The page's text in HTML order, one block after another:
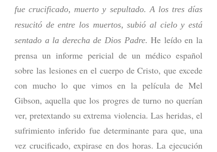
fue crucificado, muerto y sepultado. A los tres días
resucitó de entre los muertos, subió al cielo y está
sentado a la derecha de Dios Padre. He leído en la
prensa un informe pericial de un médico español
sobre las lesiones en el cuerpo de Cristo, que excede
con mucho lo que vimos en la película de Mel
Gibson, aquella que los progres de turno no querían
ver, pretextando su extrema violencia. Las heridas, el
sufrimiento inferido fue determinante para que, una
vez crucificado, expirase en dos horas. La ejecución